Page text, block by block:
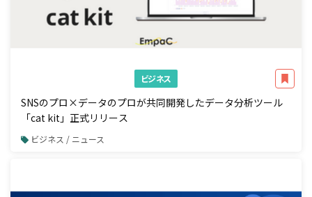
ビジネス
SNSのプロ×データのプロが共同開発したデータ分析ツール
「cat kit」正式リリース
ビジネス / ニュース